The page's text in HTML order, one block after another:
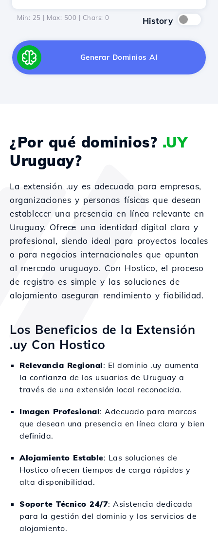
Min: 25 | Max: 500 | Chars: 0 History
Generar Dominios AI
¿Por qué dominios? .UY
Uruguay?
La extensión .uy es adecuada para empresas,
organizaciones y personas físicas que desean
establecer una presencia en línea relevante en
Uruguay. Ofrece una identidad digital clara y
profesional, siendo ideal para proyectos locales
o para negocios internacionales que apuntan
al mercado uruguayo. Con Hostico, el proceso
de registro es simple y las soluciones de
alojamiento aseguran rendimiento y fiabilidad.
Los Beneficios de la Extensión
.uy Con Hostico
Relevancia Regional: El dominio .uy aumenta
la confianza de los usuarios de Uruguay a
través de una extensión local reconocida.
Imagen Profesional: Adecuado para marcas
que desean una presencia en línea clara y bien
definida.
Alojamiento Estable: Las soluciones de
Hostico ofrecen tiempos de carga rápidos y
alta disponibilidad.
Soporte Técnico 24/7: Asistencia dedicada
para la gestión del dominio y los servicios de
alojamiento.